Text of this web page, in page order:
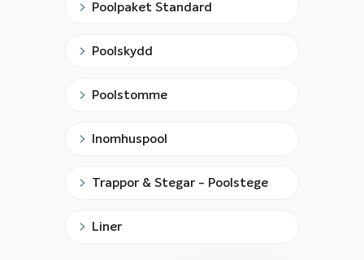
Poolpaket Standard
Poolskydd
Poolstomme
Inomhuspool
Trappor & Stegar - Poolstege
Liner